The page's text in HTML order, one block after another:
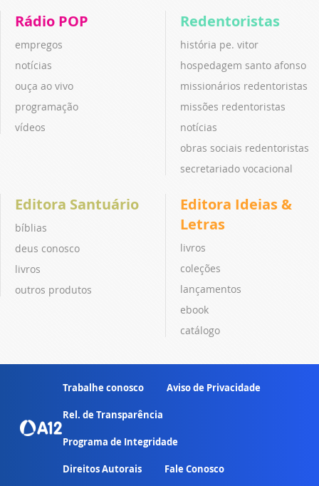
Rádio POP
empregos
notícias
ouça ao vivo
programação
vídeos
Redentoristas
história pe. vitor
hospedagem santo afonso
missionários redentoristas
missões redentoristas
notícias
obras sociais redentoristas
secretariado vocacional
Editora Santuário
bíblias
deus conosco
livros
outros produtos
Editora Ideias &
Letras
livros
coleções
lançamentos
ebook
catálogo
Trabalhe conosco Aviso de Privacidade
Rel. de Transparência
Programa de Integridade
Direitos Autorais Fale Conosco